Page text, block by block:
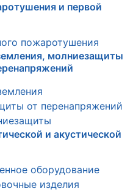
и первой
пожаротушения
молниезащиты
от перенапряжений
и акустической
оборудование
изделия